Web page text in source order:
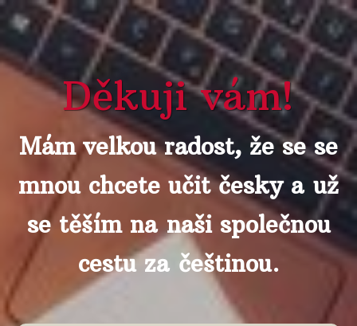
Děkuji vám!
Mám velkou radost, že se se
mnou chcete učit česky a už
se těším na naši společnou
cestu za češtinou.